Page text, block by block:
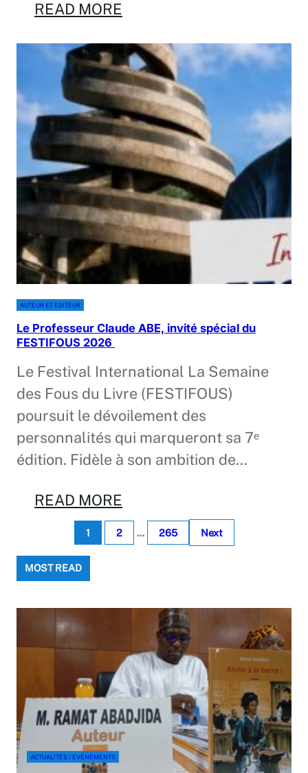
READ MORE
AUTEUR ET EDITEUR
Le Professeur Claude ABE, invité spécial du
FESTIFOUS 2026
Le Festival International La Semaine
des Fous du Livre (FESTIFOUS)
poursuit le dévoilement des
personnalités qui marqueront sa 7ᵉ
édition. Fidèle à son ambition de…
READ MORE
1 2 … 265 Next
MOST READ
ACTUALITÉS / EVÉNEMENTS